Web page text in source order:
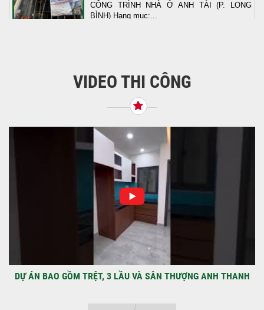
CÔNG TRÌNH NHÀ Ở ANH TÀI (P. LONG
BÌNH) Hạng mục:...
Tiếp nối sự tin tưởng từ quý khách hàng, vừa
qua Công Ty TNHH Thiết Kế Xây Dựng Sao
NHẬN CHÌA KHÓA – TRAO TỔ ẤM MỚI
TẠI PHƯỜNG AN LẠC
Địa điểm: Đường Lâm Hoành, phường An
LạcGia chủ: Anh Kỳ Xây Dựng Sao Việt chính
thức hoàn tất và...
VIDEO THI CÔNG
DỰ ÁN BAO GỒM TRỆT, 3 LẦU VÀ SÂN THƯỢNG ANH THANH